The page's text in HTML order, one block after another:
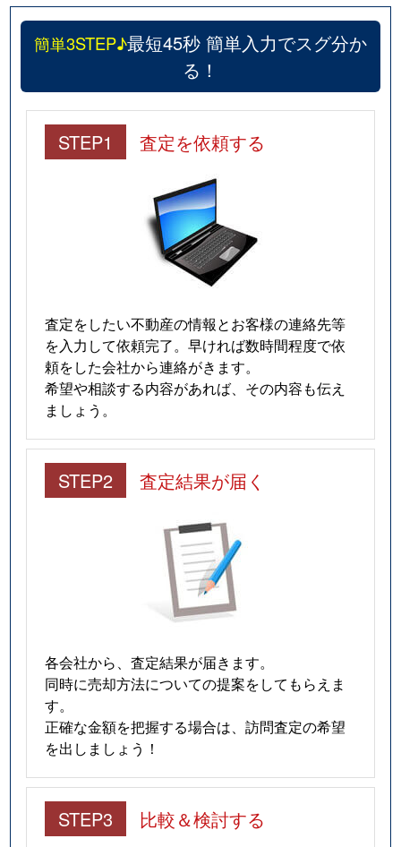
簡単3STEP♪最短45秒 簡単入力でスグ分か
る！
STEP1 査定を依頼する
査定をしたい不動産の情報とお客様の連絡先等
を入力して依頼完了。早ければ数時間程度で依
頼をした会社から連絡がきます。
希望や相談する内容があれば、その内容も伝え
ましょう。
STEP2 査定結果が届く
各会社から、査定結果が届きます。
同時に売却方法についての提案をしてもらえま
す。
正確な金額を把握する場合は、訪問査定の希望
を出しましょう！
STEP3 比較＆検討する